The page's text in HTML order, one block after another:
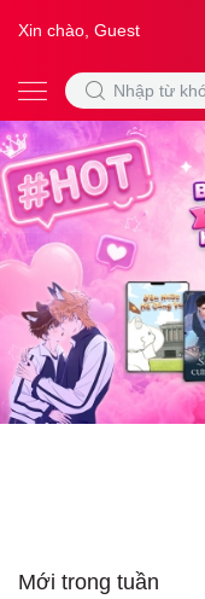
Xin chào, Guest
Mới trong tuần